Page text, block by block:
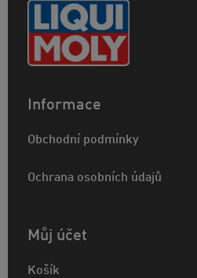
Informace
Obchodní podmínky
Ochrana osobních údajů
Můj účet
Košík